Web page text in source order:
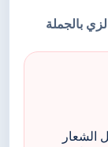
الشعار